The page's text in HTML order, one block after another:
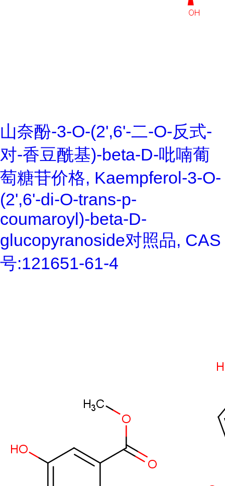
山奈酚-3-O-(2',6'-二-O-反式-
对-香豆酰基)-beta-D-吡喃葡
萄糖苷价格, Kaempferol-3-O-
(2',6'-di-O-trans-p-
coumaroyl)-beta-D-
glucopyranoside对照品, CAS
号:121651-61-4